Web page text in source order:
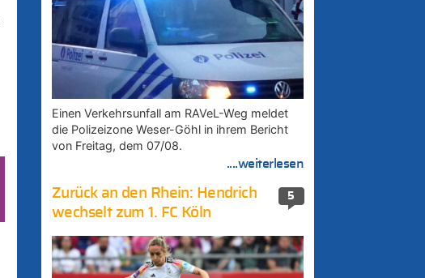
Einen Verkehrsunfall am RAVeL-Weg meldet
die Polizeizone Weser-Göhl in ihrem Bericht
von Freitag, dem 07/08.
....weiterlesen
5
Zurück an den Rhein: Hendrich
wechselt zum 1. FC Köln